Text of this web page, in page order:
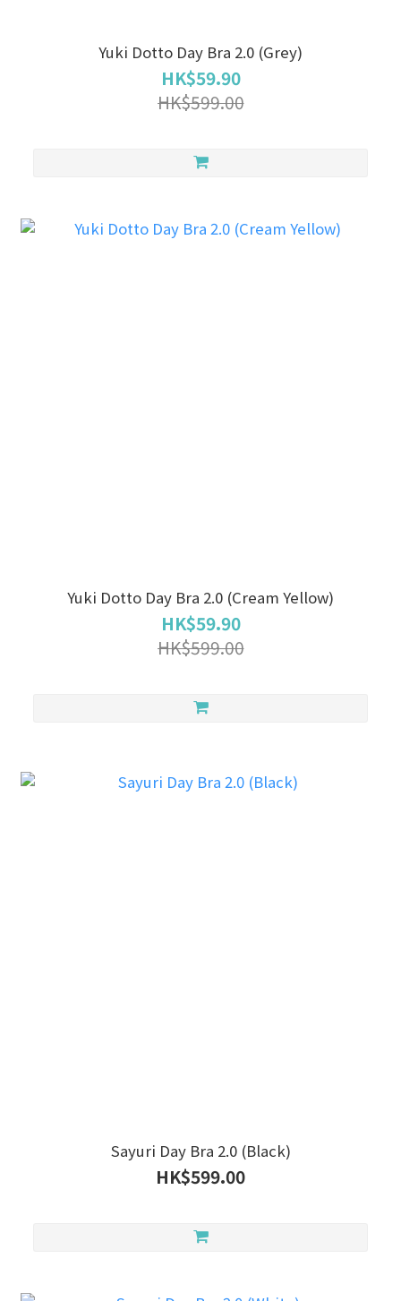
Yuki Dotto Day Bra 2.0 (Grey)
HK$59.90
HK$599.00
Yuki Dotto Day Bra 2.0 (Cream Yellow)
HK$59.90
HK$599.00
Sayuri Day Bra 2.0 (Black)
HK$599.00